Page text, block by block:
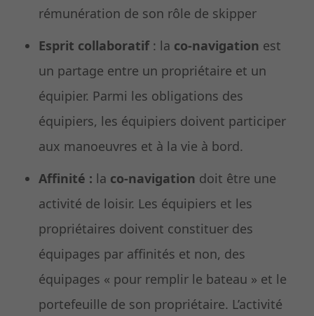
rémunération de son rôle de skipper
Esprit collaboratif: la co-navigation est
un partage entre un propriétaire et un
équipier. Parmi les obligations des
équipiers, les équipiers doivent participer
aux manoeuvres et à la vie à bord.
Affinité : la co-navigation doit être une
activité de loisir. Les équipiers et les
propriétaires doivent constituer des
équipages par affinités et non, des
équipages « pour remplir le bateau » et le
portefeuille de son propriétaire. L’activité